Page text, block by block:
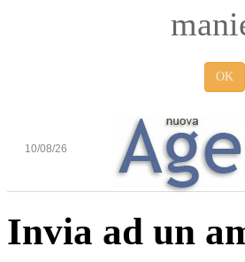
OK
10/08/26
Invia ad un